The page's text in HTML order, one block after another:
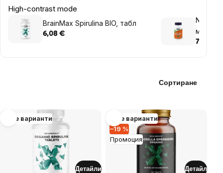
High-contrast mode
BrainMax Spirulina BIO, табл
6,08 €
NOW
мг, 100
7,30 €
Сортиране
List
products
Още варианти
Детайли
Промоция
–19 %
Още варианти
Детайл